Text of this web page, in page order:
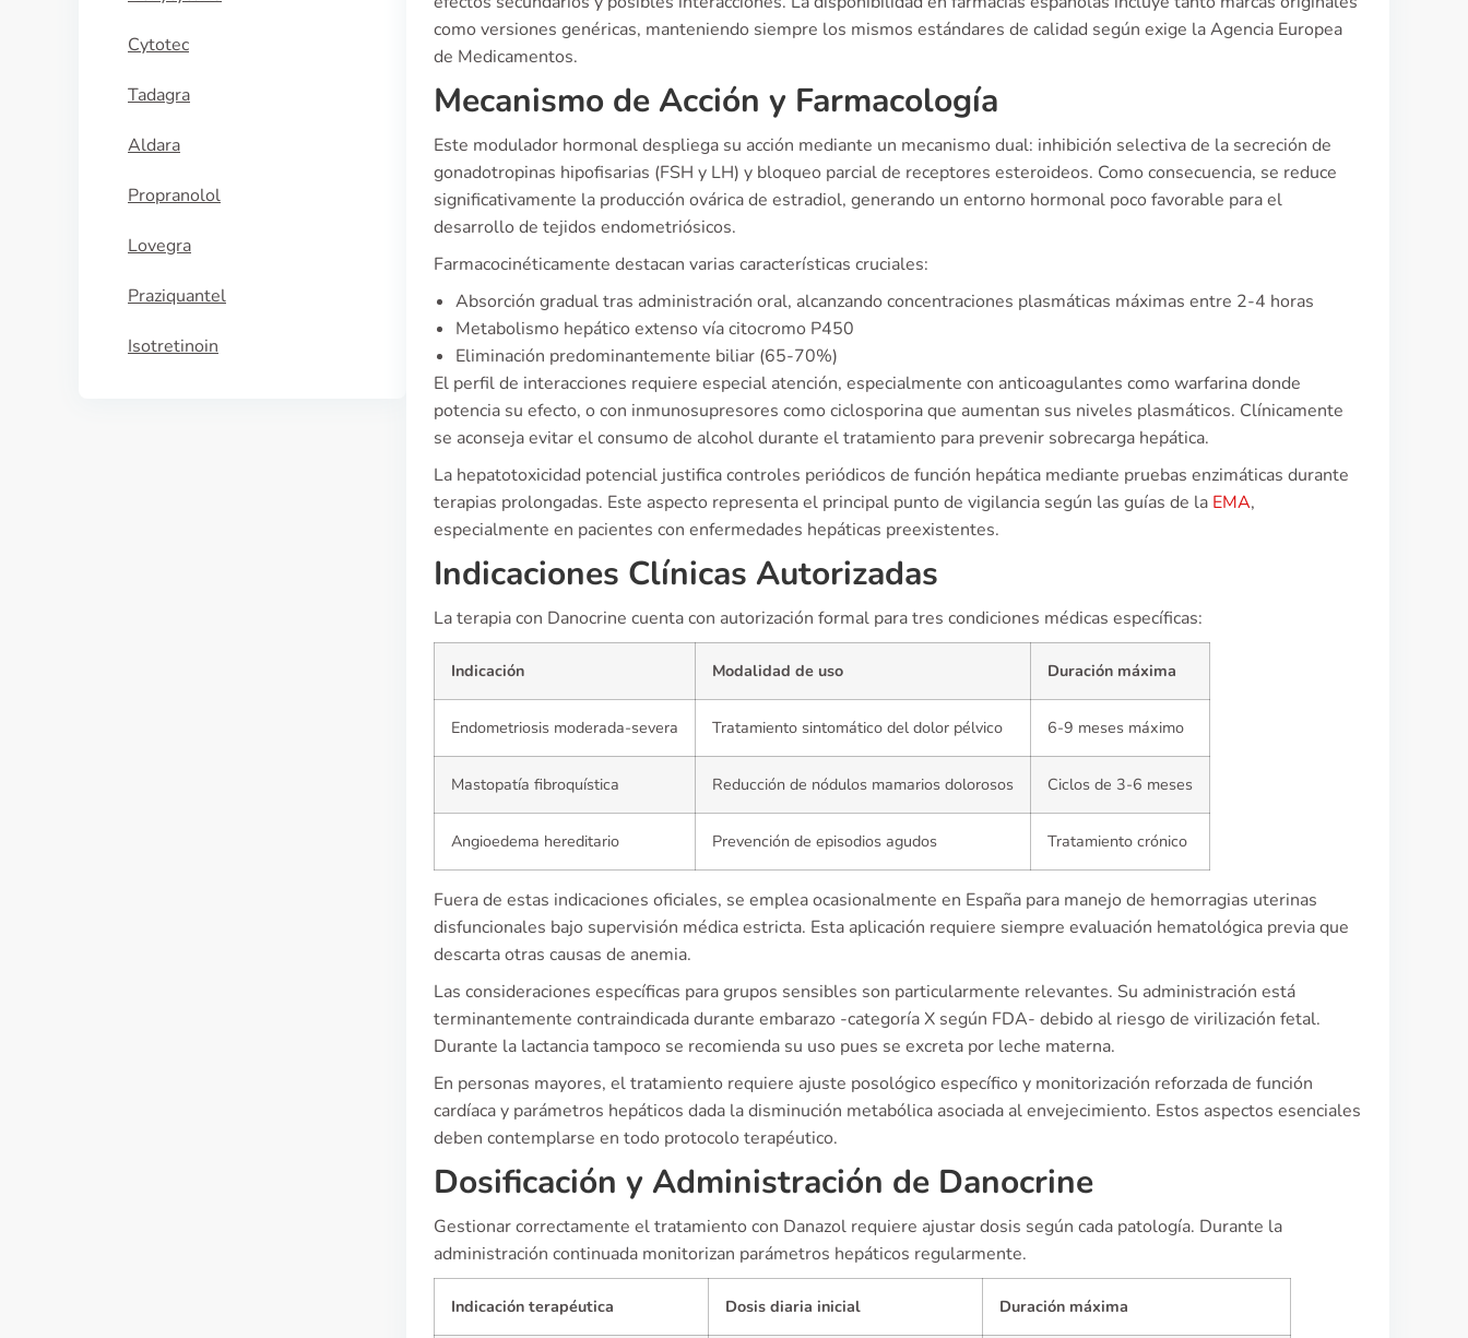
Cytotec
Tadagra
Aldara
Propranolol
Lovegra
Praziquantel
Isotretinoin
como versiones genéricas, manteniendo siempre los mismos estándares de calidad según exige la Agencia Europea
de Medicamentos.
Mecanismo de Acción y Farmacología
Este modulador hormonal despliega su acción mediante un mecanismo dual: inhibición selectiva de la secreción de
gonadotropinas hipofisarias (FSH y LH) y bloqueo parcial de receptores esteroideos. Como consecuencia, se reduce
significativamente la producción ovárica de estradiol, generando un entorno hormonal poco favorable para el
desarrollo de tejidos endometriósicos.
Farmacocinéticamente destacan varias características cruciales:
Absorción gradual tras administración oral, alcanzando concentraciones plasmáticas máximas entre 2-4 horas
Metabolismo hepático extenso vía citocromo P450
Eliminación predominantemente biliar (65-70%)
El perfil de interacciones requiere especial atención, especialmente con anticoagulantes como warfarina donde
potencia su efecto, o con inmunosupresores como ciclosporina que aumentan sus niveles plasmáticos. Clínicamente
se aconseja evitar el consumo de alcohol durante el tratamiento para prevenir sobrecarga hepática.
La hepatotoxicidad potencial justifica controles periódicos de función hepática mediante pruebas enzimáticas durante
terapias prolongadas. Este aspecto representa el principal punto de vigilancia según las guías de la EMA,
especialmente en pacientes con enfermedades hepáticas preexistentes.
Indicaciones Clínicas Autorizadas
La terapia con Danocrine cuenta con autorización formal para tres condiciones médicas específicas:
Indicación Modalidad de uso Duración máxima
Endometriosis moderada-severa Tratamiento sintomático del dolor pélvico 6-9 meses máximo
Mastopatía fibroquística Reducción de nódulos mamarios dolorosos Ciclos de 3-6 meses
Angioedema hereditario Prevención de episodios agudos Tratamiento crónico
Fuera de estas indicaciones oficiales, se emplea ocasionalmente en España para manejo de hemorragias uterinas
disfuncionales bajo supervisión médica estricta. Esta aplicación requiere siempre evaluación hematológica previa que
descarta otras causas de anemia.
Las consideraciones específicas para grupos sensibles son particularmente relevantes. Su administración está
terminantemente contraindicada durante embarazo -categoría X según FDA- debido al riesgo de virilización fetal.
Durante la lactancia tampoco se recomienda su uso pues se excreta por leche materna.
En personas mayores, el tratamiento requiere ajuste posológico específico y monitorización reforzada de función
cardíaca y parámetros hepáticos dada la disminución metabólica asociada al envejecimiento. Estos aspectos esenciales
deben contemplarse en todo protocolo terapéutico.
Dosificación y Administración de Danocrine
Gestionar correctamente el tratamiento con Danazol requiere ajustar dosis según cada patología. Durante la
administración continuada monitorizan parámetros hepáticos regularmente.
Indicación terapéutica Dosis diaria inicial Duración máxima